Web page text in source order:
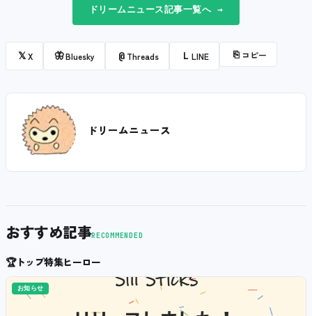
ドリームニュース記事一覧へ →
𝕏X 🦋Bluesky @ Threads L LINE ⎘ コピー
ドリームニュース
おすすめ記事RECOMMENDED
🏆トップ特集ヒーロー
お知らせ